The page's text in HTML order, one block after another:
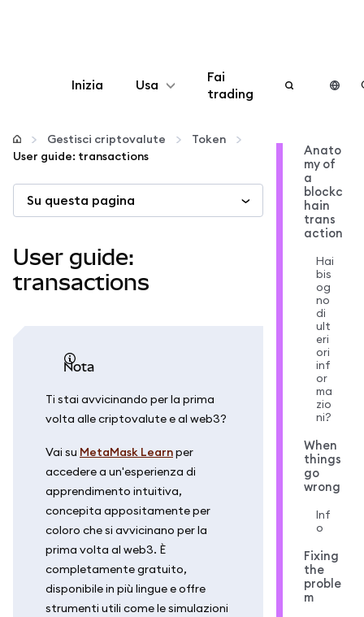
Inizia Usa
Configura
Altro sul web3
Stai al sicuro
Fai
trading
Gestisci criptovalute
Token
User guide: transactions
Su questa pagina
User guide:
transactions
nota
Ti stai avvicinando per la prima
volta alle criptovalute e al web3?
Vai su MetaMask Learnper
accedere a un'esperienza di
apprendimento intuitiva,
concepita appositamente per
coloro che si avvicinano per la
prima volta al web3. È
completamente gratuito,
disponibile in più lingue e offre
strumenti utili come le simulazioni
Anato
my of
a
blockc
hain
trans
action
Hai
bis
og
no
di
ult
eri
ori
inf
or
ma
zio
ni?
When
things
go
wrong
Inf
o
Fixing
the
proble
m